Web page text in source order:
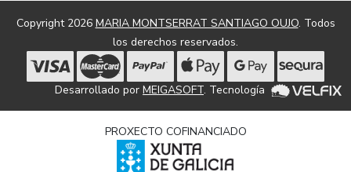
Copyright 2026 MARIA MONTSERRAT SANTIAGO OUJO. Todos
los derechos reservados.
Desarrollado por MEIGASOFT. Tecnología
PROXECTO COFINANCIADO